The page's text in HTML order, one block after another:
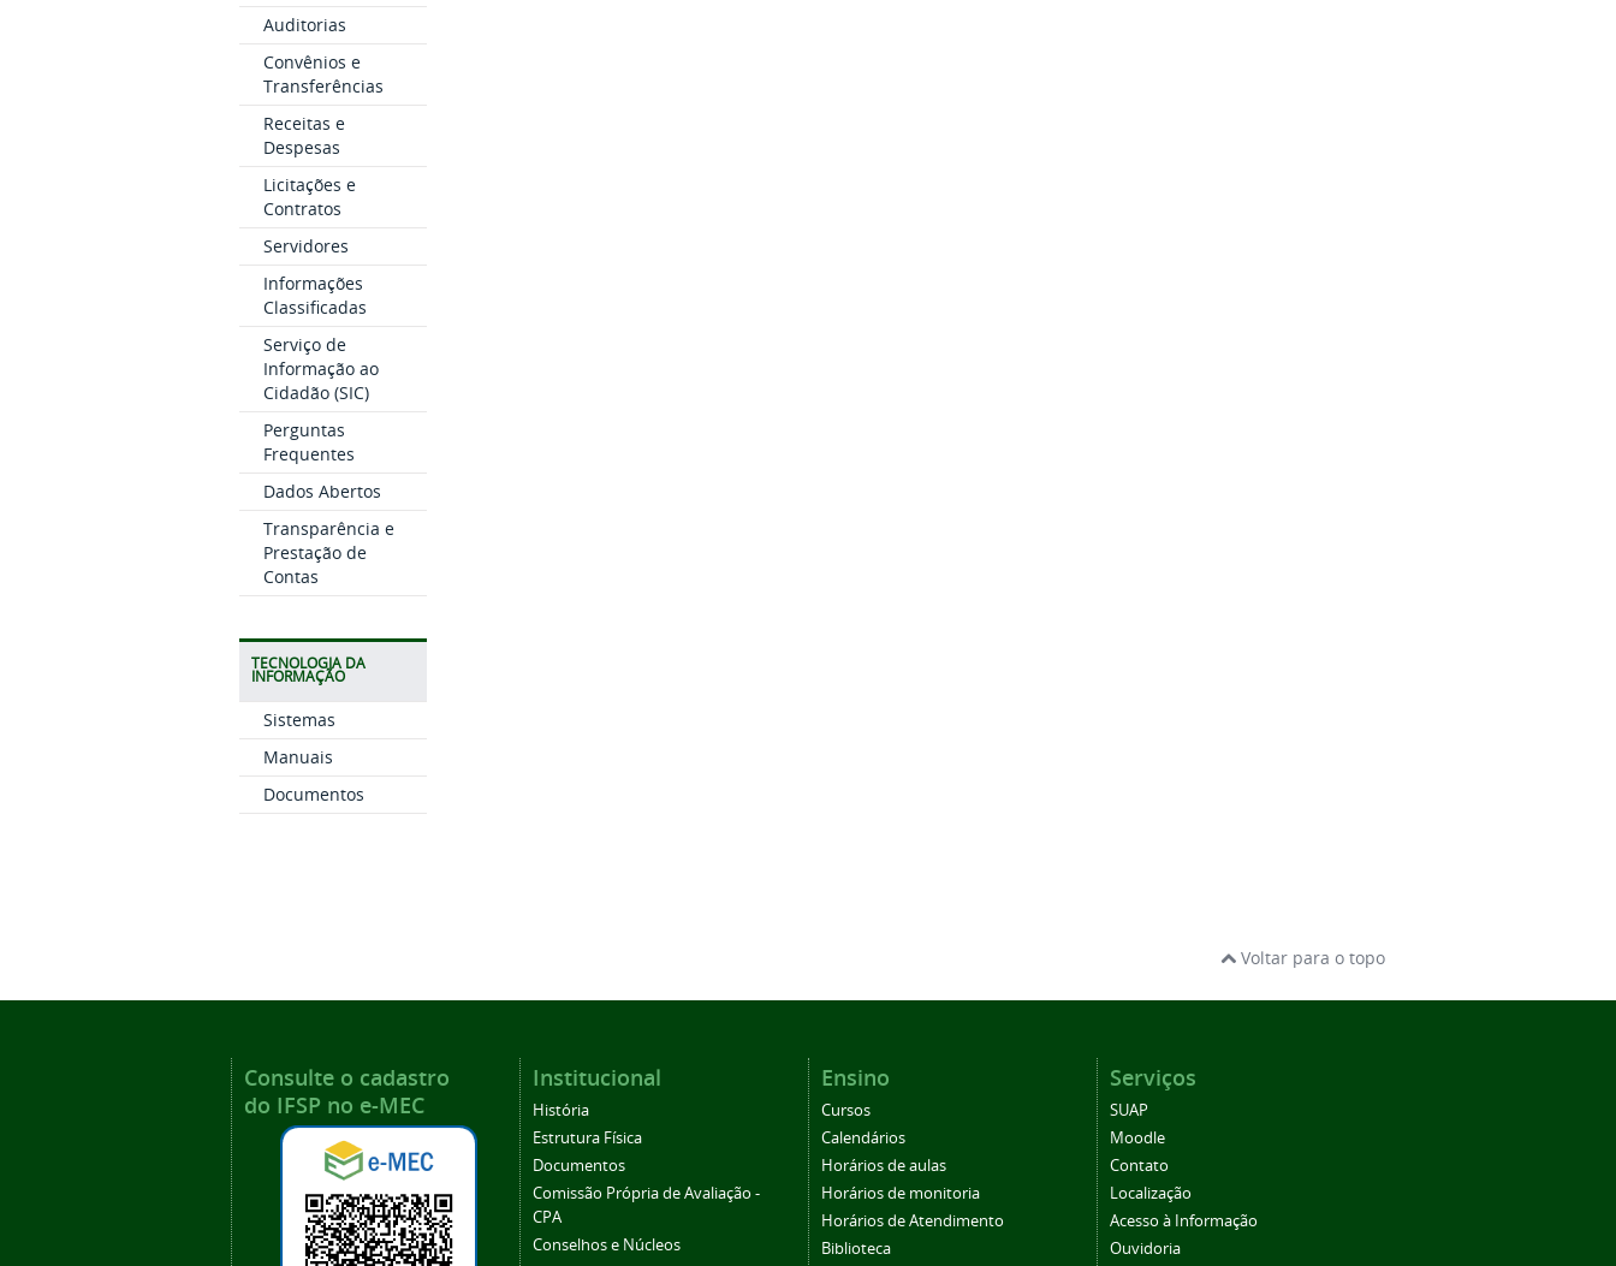
Auditorias
Convênios e
Transferências
Receitas e
Despesas
Licitações e
Contratos
Servidores
Informações
Classificadas
Serviço de
Informação ao
Cidadão (SIC)
Perguntas
Frequentes
Dados Abertos
Transparência e
Prestação de
Contas
TECNOLOGIA DA
INFORMAÇÃO
Sistemas
Manuais
Documentos
Voltar para o topo
Consulte o cadastro
do IFSP no e-MEC
Institucional
História
Estrutura Física
Documentos
Comissão Própria de Avaliação -
CPA
Conselhos e Núcleos
Ensino
Cursos
Calendários
Horários de aulas
Horários de monitoria
Horários de Atendimento
Biblioteca
Serviços
SUAP
Moodle
Contato
Localização
Acesso à Informação
Ouvidoria